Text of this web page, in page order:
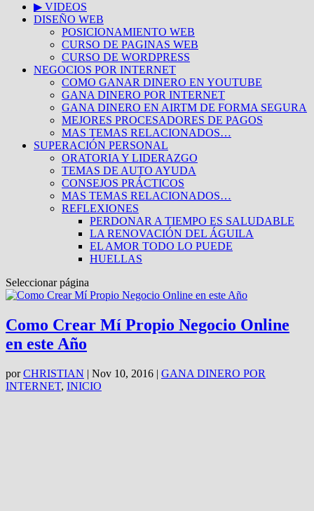
▶ VIDEOS
DISEÑO WEB
POSICIONAMIENTO WEB
CURSO DE PAGINAS WEB
CURSO DE WORDPRESS
NEGOCIOS POR INTERNET
COMO GANAR DINERO EN YOUTUBE
GANA DINERO POR INTERNET
GANA DINERO EN AIRTM DE FORMA SEGURA
MEJORES PROCESADORES DE PAGOS
MAS TEMAS RELACIONADOS…
SUPERACIÓN PERSONAL
ORATORIA Y LIDERAZGO
TEMAS DE AUTO AYUDA
CONSEJOS PRÁCTICOS
MAS TEMAS RELACIONADOS…
REFLEXIONES
PERDONAR A TIEMPO ES SALUDABLE
LA RENOVACIÓN DEL ÁGUILA
EL AMOR TODO LO PUEDE
HUELLAS
Seleccionar página
Como Crear Mí Propio Negocio Online
en este Año
porCHRISTIAN | Nov 10, 2016 | GANA DINERO POR
INTERNET, INICIO